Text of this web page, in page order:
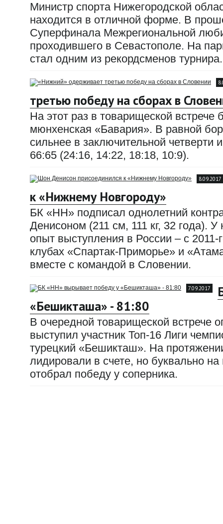
Министр спорта Нижегородской
находится в отличной форме. В
Суперфинала Межрегиональной
проходившего в Севастополе. На
стал одним из рекордсменов турнира.
третью победу на сборах в
На этот раз в товарищеской
мюнхенская «Бавария». В равной
сильнее в заключительной четверти
66:65 (24:16, 14:22, 18:18, 10:9).
8.09.2017
к «Нижнему Новгороду»
БК «НН» подписал однолетний
Денисоном (211 см, 111 кг, 32 года).
опыт выступления в России – с 2011-
клубах «Спартак-Приморье» и
вместе с командой в Словении.
7.09.2017
«Бешикташа» - 81:80
В очередной товарищеской встрече
выступил участник Топ-16 Лиги
турецкий «Бешикташ». На
лидировали в счете, но буквально
отобрал победу у соперника.